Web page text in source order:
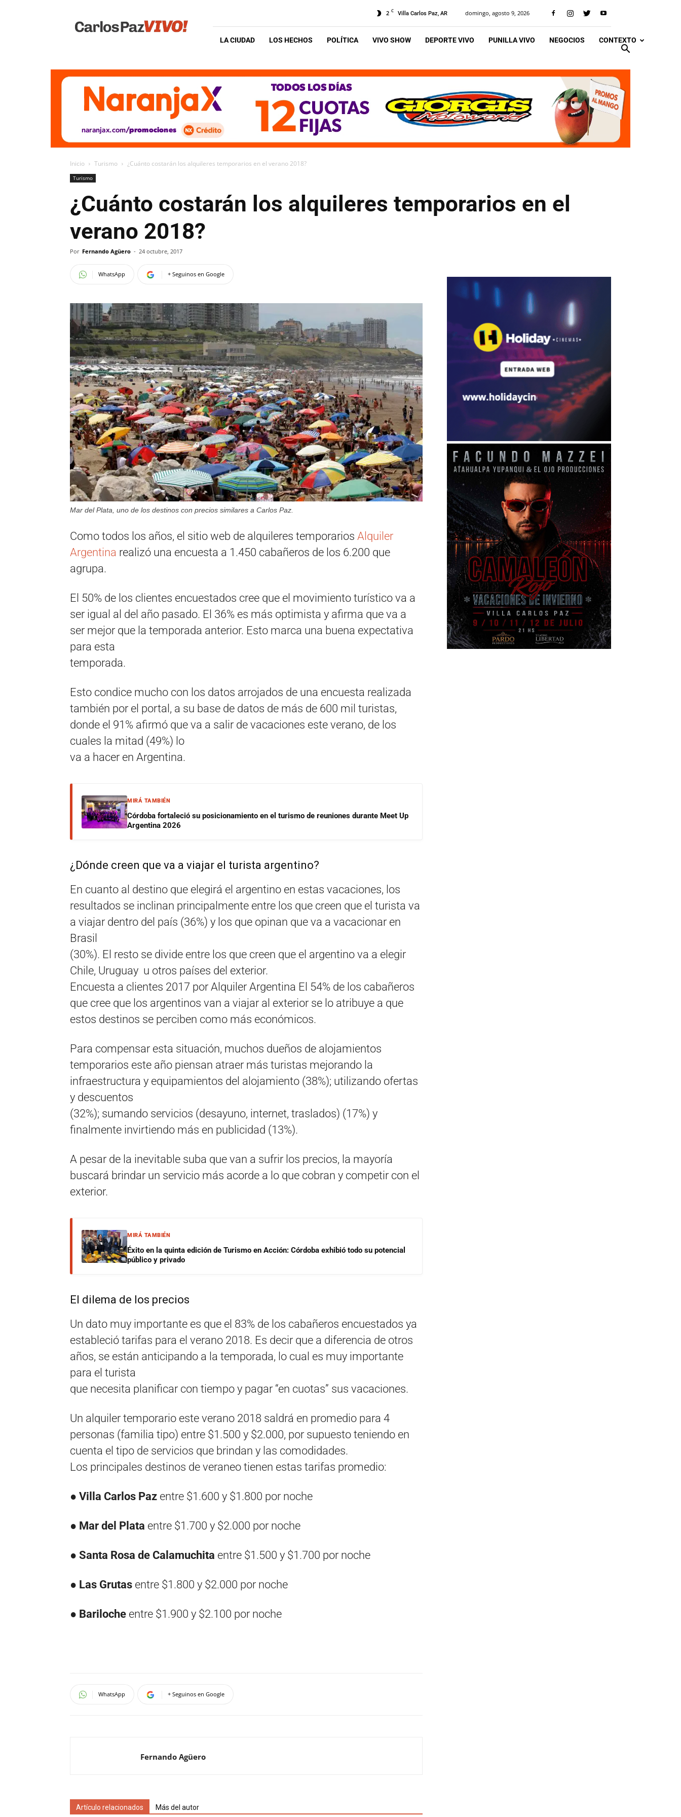
Vivo
2 C Villa Carlos Paz, AR domingo, agosto 9, 2026
LA CIUDAD LOS HECHOS POLÍTICA VIVO SHOW DEPORTE VIVO PUNILLA VIVO NEGOCIOS CONTEXTO
Inicio Turismo ¿Cuánto costarán los alquileres temporarios en el verano 2018?
Turismo
¿Cuánto costarán los alquileres temporarios en el
verano 2018?
Por Fernando Agüero - 24 octubre, 2017
WhatsApp + Seguinos en Google
Mar del Plata, uno de los destinos con precios similares a Carlos Paz.
Como todos los años, el sitio web de alquileres temporarios Alquiler
Argentina realizó una encuesta a 1.450 cabañeros de los 6.200 que
agrupa.
El 50% de los clientes encuestados cree que el movimiento turístico va a
ser igual al del año pasado. El 36% es más optimista y afirma que va a
ser mejor que la temporada anterior. Esto marca una buena expectativa
para esta
temporada.
Esto condice mucho con los datos arrojados de una encuesta realizada
también por el portal, a su base de datos de más de 600 mil turistas,
donde el 91% afirmó que va a salir de vacaciones este verano, de los
cuales la mitad (49%) lo
va​ ​a​ ​hacer​ ​en​ ​Argentina.
MIRÁ TAMBIÉN
Córdoba fortaleció su posicionamiento en el turismo de reuniones durante Meet Up
Argentina 2026
¿Dónde ​creen ​que ​va ​a ​viajar ​el ​turista ​argentino?
En cuanto al destino que elegirá el argentino en estas vacaciones​, los
resultados se inclinan principalmente entre los que creen que el turista va
a viajar dentro del país (36%) y los que opinan que va a vacacionar en
Brasil
(30%). El resto se divide entre los que creen que el argentino va a elegir
Chile, Uruguay​ ​ ​u​ ​otros​ ​países​ ​del​ ​exterior.
Encuesta ​a ​clientes ​2017 ​por ​Alquiler ​Argentina El 54% de los cabañeros
que cree que los argentinos van a viajar al exterior se lo atribuye​ ​a​ ​que​ ​
estos​ ​destinos​ ​se​ ​perciben​ ​como​ ​más​ ​económicos.
Para compensar esta situación, muchos dueños de alojamientos
temporarios este año piensan atraer más turistas mejorando la
infraestructura y equipamientos del alojamiento (38%)​; utilizando ofertas
y descuentos
(32%)​; sumando servicios (desayuno, internet, traslados) (17%) y
finalmente invirtiendo​ ​más​ ​en​ ​publicidad​ ​(13%).
A pesar de la inevitable suba que van a sufrir los precios, la mayoría
buscará brindar​ ​un​ ​servicio​ ​más​ ​acorde​ ​a​ ​lo​ ​que​ ​cobran​ ​y​ ​competir​ ​con​ ​el​ ​
exterior.
MIRÁ TAMBIÉN
Éxito en la quinta edición de Turismo en Acción: Córdoba exhibió todo su potencial
público y privado
El ​dilema ​de ​los ​precios
Un dato muy importante es que el 83% de los cabañeros encuestados ya
estableció tarifas para el verano 2018​. Es decir que a diferencia de otros
años, se están anticipando a la temporada, lo cual es muy importante
para el turista
que​ ​necesita​ ​planificar​ ​con​ ​tiempo​ ​y​ ​pagar​ ​“en​ ​cuotas”​ ​sus​ ​vacaciones.
Un alquiler temporario este verano 2018 saldrá en promedio para 4
personas (familia tipo) entre $1.500 y $2.000, por supuesto teniendo en
cuenta el tipo de servicios​ ​que​ ​brindan​ ​y​ ​las​ ​comodidades.
Los​ ​principales​ ​destinos​ ​de​ ​veraneo​ ​tienen​ ​estas​ ​tarifas​ ​promedio:
● Villa​ ​Carlos​ ​Paz​ ​entre​ ​$1.600​ ​y​ ​$1.800​ ​por​ ​noche
● Mar​ ​del​ ​Plata​ ​entre​ ​$1.700​ ​y​ ​$2.000​ ​por​ ​noche
● Santa​ ​Rosa​ ​de​ ​Calamuchita ​ ​entre​ ​$1.500​ ​y​ ​$1.700​ ​por​ ​noche
● Las​ ​Grutas​ ​entre​ ​$1.800​ ​y​ ​$2.000​ ​por​ ​noche
● Bariloche​ ​entre​ ​$1.900​ ​y​ ​$2.100​ ​por​ ​noche
WhatsApp + Seguinos en Google
Fernando Agüero
Artículo relacionados Más del autor